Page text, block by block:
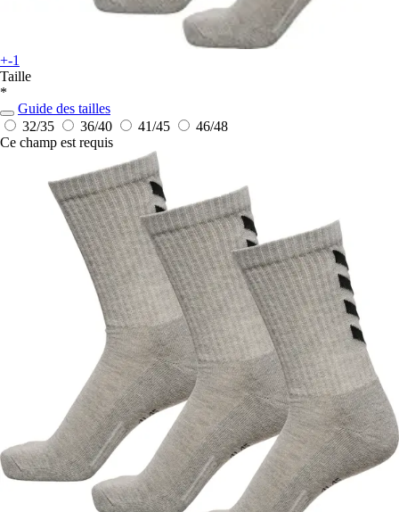
+-1
Taille
*
Guide des tailles
32/35
36/40 41/45
46/48
Ce champ est requis